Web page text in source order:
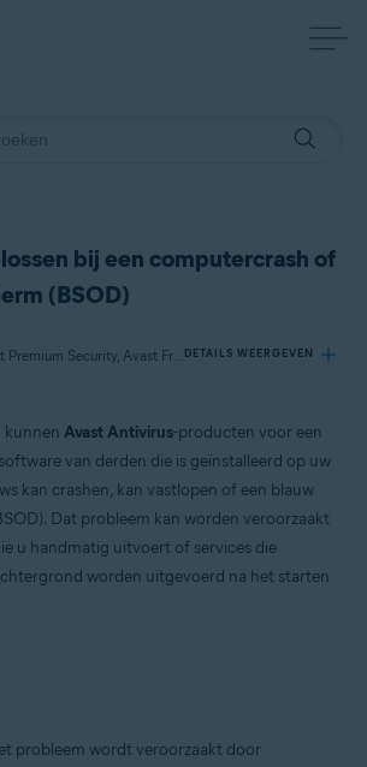
bij een computercrash of
(BSOD)
Van toepassing op Avast Premium Security, Avast Free AntivirusDETAILS WEERGEVEN
22.x
Home / Pro / Enterprise / Education
Home / Pro / Enterprise / Education – 32-/64-bits
Service Pack 1 met Convenient Rollup Update, 32
kunnen Avast Antivirus-producten voor een
van derden die is geïnstalleerd op uw
kan crashen, kan vastlopen of een blauw
Dat probleem kan worden veroorzaakt
u handmatig uitvoert of services die
worden uitgevoerd na het starten
probleem wordt veroorzaakt door